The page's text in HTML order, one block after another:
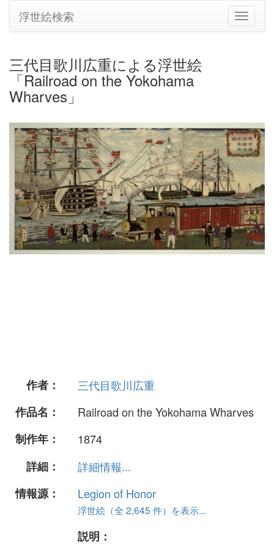
ナ
ビ
り
替
え
浮世絵検索
三代目歌川広重による浮世絵
「Railroad on the Yokohama
Wharves」
作者：
三代目歌川広重
作品名：
Railroad on the Yokohama Wharves
制作年：
1874
詳細：
詳細情報...
情報源：
Legion of Honor
浮世絵（全 2,645 件）を表示...
説明：